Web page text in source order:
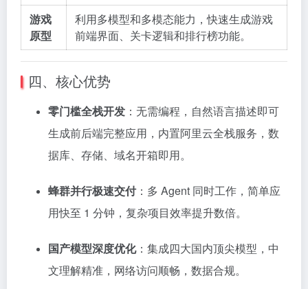
游戏
原型
利用多模型和多模态能力，快速生成游戏
前端界面、关卡逻辑和排行榜功能。
四、核心优势
零门槛全栈开发 ：无需编程，自然语言描述即可
生成前后端完整应用，内置阿里云全栈服务，数
据库、存储、域名开箱即用。
蜂群并行极速交付：多 Agent 同时工作，简单应
用快至 1 分钟，复杂项目效率提升数倍。
国产模型深度优化：集成四大国内顶尖模型，中
文理解精准，网络访问顺畅，数据合规。